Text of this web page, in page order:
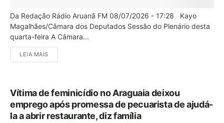
Da Redação Rádio Aruanã FM 08/07/2026 - 17:28 Kayo
Magalhães/Câmara dos Deputados Sessão do Plenário desta
quarta-feira A Câmara...
LEIA MAIS
Vítima de feminicídio no Araguaia deixou
emprego após promessa de pecuarista de ajudá-
la a abrir restaurante, diz família